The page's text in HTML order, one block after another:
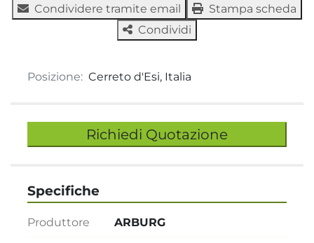
Condividere tramite email
Stampa scheda
Condividi
Posizione: Cerreto d'Esi, Italia
Richiedi Quotazione
Specifiche
Produttore ARBURG